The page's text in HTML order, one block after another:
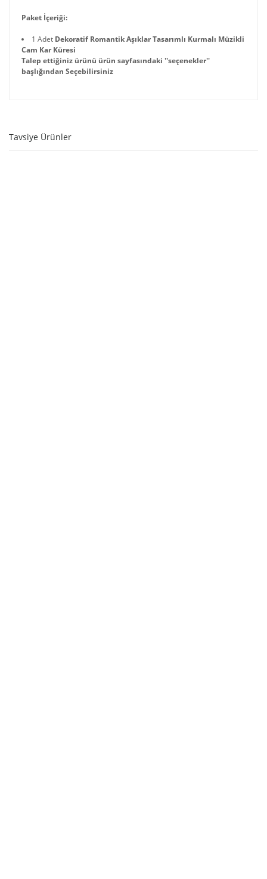
Paket İçeriği:
1 Adet Dekoratif Romantik Aşıklar Tasarımlı Kurmalı Müzikli
Cam Kar Küresi
Talep ettiğiniz ürünü ürün sayfasındaki ''seçenekler''
başlığından Seçebilirsiniz
Tavsiye Ürünler